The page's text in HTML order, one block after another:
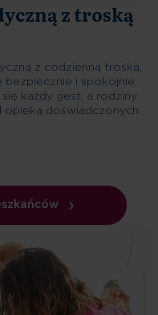
z troską
z codzienną troską,
bezpiecznie i spokojnie.
każdy gest, a rodziny
opieką doświadczonych